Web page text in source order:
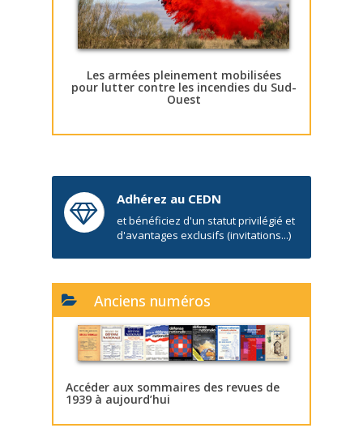
Les armées pleinement mobilisées
pour lutter contre les incendies du Sud-
Ouest
Adhérez au CEDN
et bénéficiez d'un statut privilégié et
d'avantages exclusifs (invitations...)
Anciens numéros
Accéder aux sommaires des revues de
1939 à aujourd’hui